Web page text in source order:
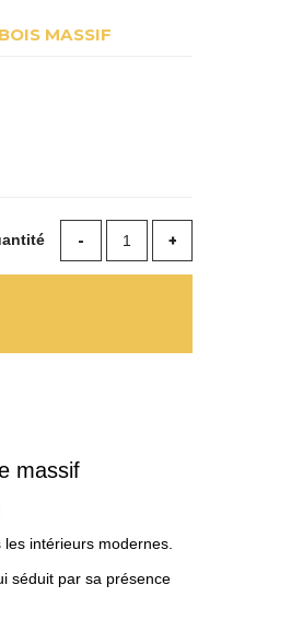
MASSIF
massif
les intérieurs modernes.
séduit par sa présence